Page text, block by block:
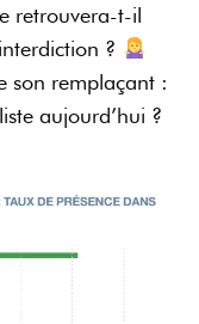
retrouvera-t-il
?
son remplaçant :
aujourd’hui ?